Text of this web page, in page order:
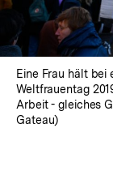
Eine Frau hält bei
Weltfrauentag
Arbeit - gleiches
Gateau)